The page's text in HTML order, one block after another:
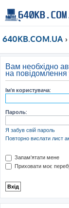
640KB.COM.UA
Вам необхідно
на
Ім'я користувача:
Пароль:
Я забув свій пароль
Повторно вислати лист
Запам'ятати мене
Приховати моє